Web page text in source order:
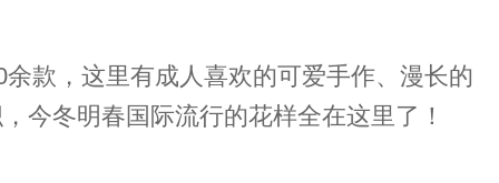
款，这里有成人喜欢的可爱手作、漫长的
今冬明春国际流行的花样全在这里了！